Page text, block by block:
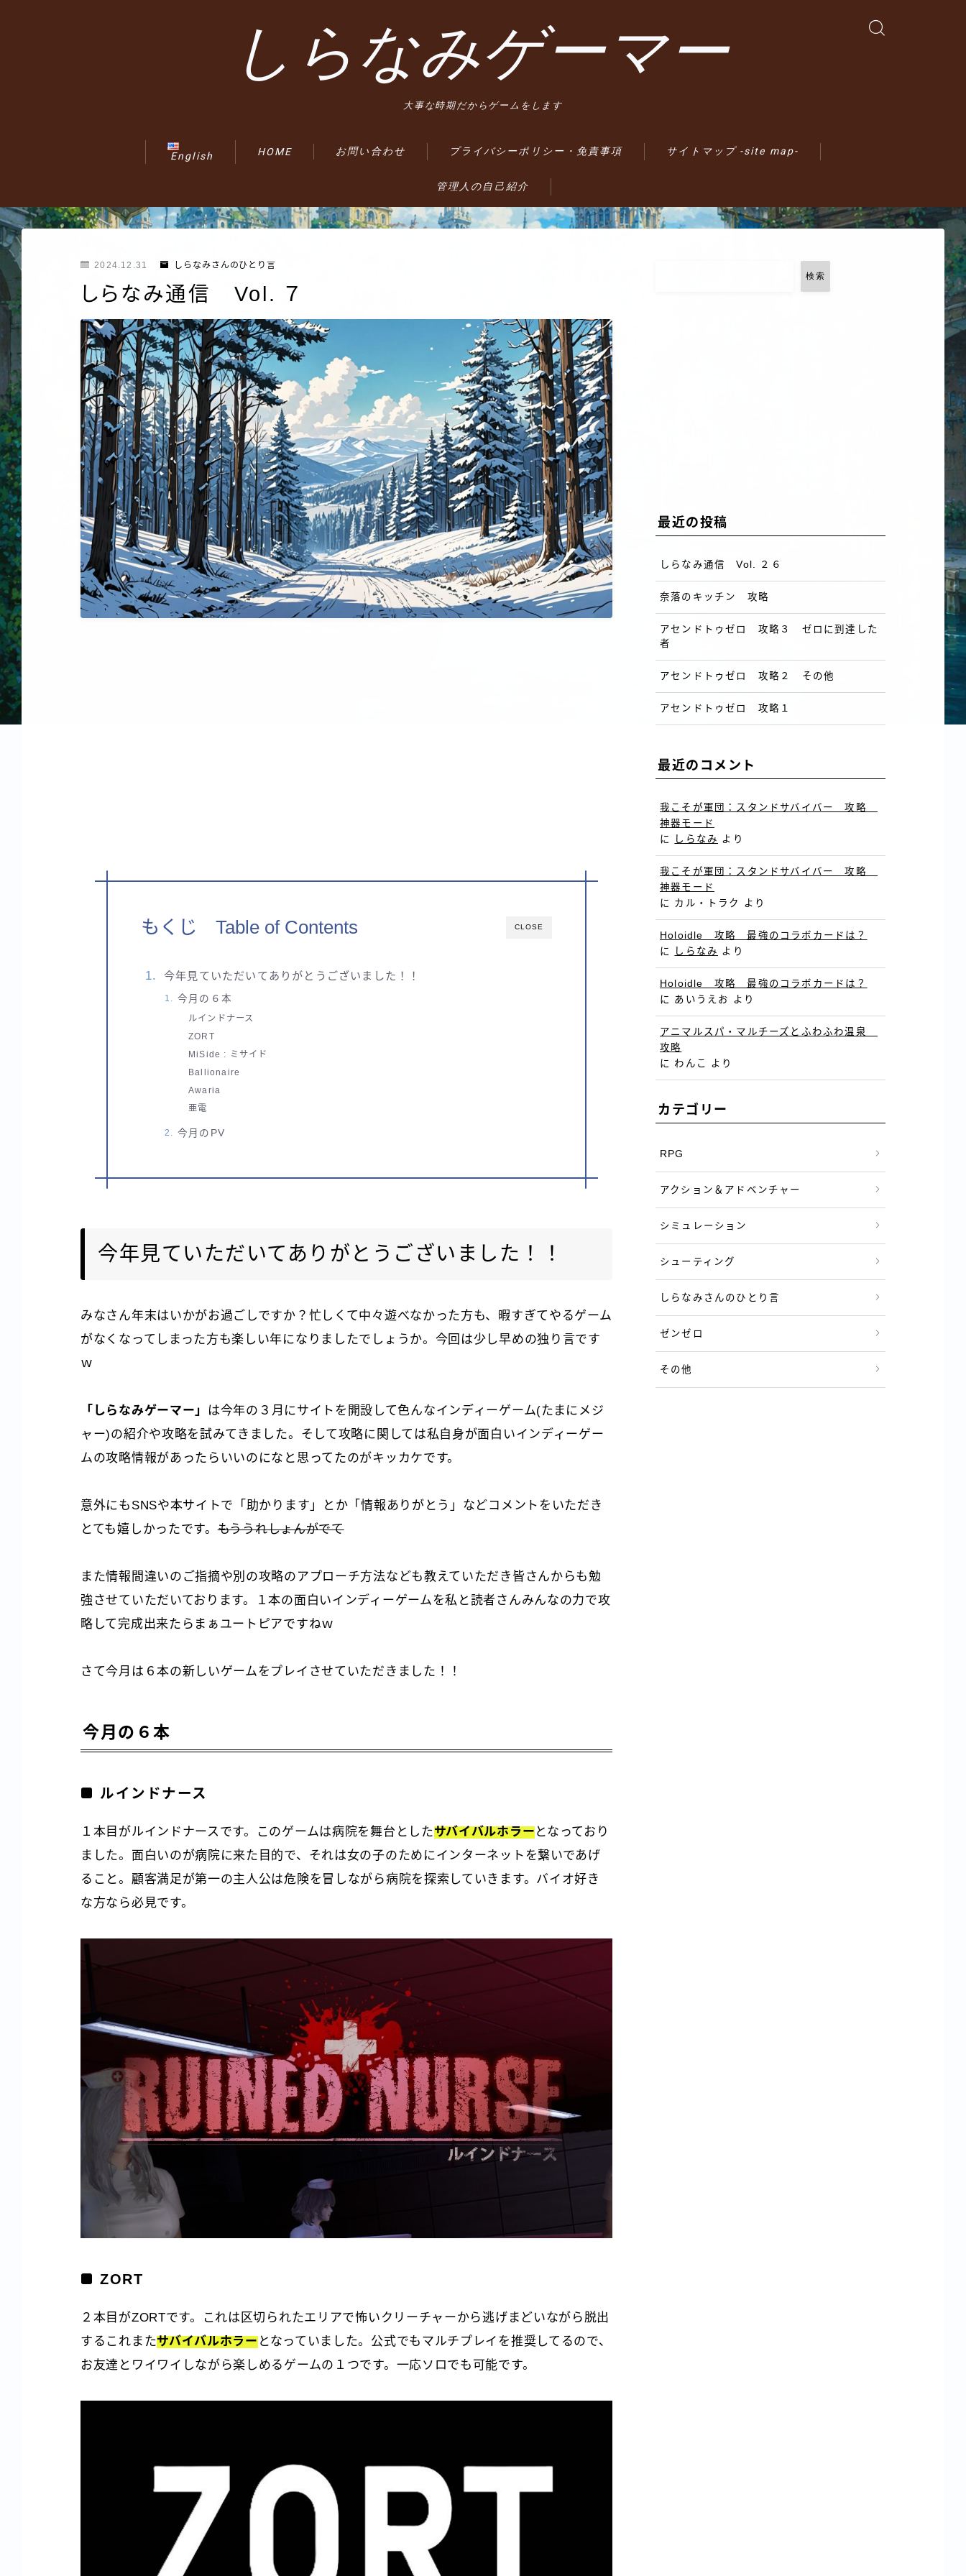
しらなみゲーマー
大事な時期だからゲームをします
English HOME お問い合わせ プライバシーポリシー・免責事項 サイトマップ -site map-
管理人の自己紹介
2024.12.31 しらなみさんのひとり言
しらなみ通信 Vol. ７
CLOSE
もくじ Table of Contents
今年見ていただいてありがとうございました！！
今月の６本
ルインドナース
ZORT
MiSide : ミサイド
Ballionaire
Awaria
亜電
今月のPV
今年見ていただいてありがとうございました！！
みなさん年末はいかがお過ごしですか？忙しくて中々遊べなかった方も、暇すぎてやるゲーム
がなくなってしまった方も楽しい年になりましたでしょうか。今回は少し早めの独り言です
ｗ
「しらなみゲーマー」
は今年の３月にサイトを開設して色んなインディーゲーム(たまにメジ
ャー)の紹介や攻略を試みてきました。そして攻略に関しては私自身が面白いインディーゲー
ムの攻略情報があったらいいのになと思ってたのがキッカケです。
意外にもSNSや本サイトで「助かります」とか「情報ありがとう」などコメントをいただき
とても嬉しかったです。もううれしょんがでて
また情報間違いのご指摘や別の攻略のアプローチ方法なども教えていただき皆さんからも勉
強させていただいております。１本の面白いインディーゲームを私と読者さんみんなの力で攻
略して完成出来たらまぁユートピアですねｗ
さて今月は６本の新しいゲームをプレイさせていただきました！！
今月の６本
ルインドナース
１本目がルインドナースです。このゲームは病院を舞台としたサバイバルホラー となっており
ました。面白いのが病院に来た目的で、それは女の子のためにインターネットを繋いであげ
ること。顧客満足が第一の主人公は危険を冒しながら病院を探索していきます。バイオ好き
な方なら必見です。
ZORT
２本目がZORTです。これは区切られたエリアで怖いクリーチャーから逃げまどいながら脱出
するこれまたサバイバルホラー となっていました。公式でもマルチプレイを推奨してるので、
お友達とワイワイしながら楽しめるゲームの１つです。一応ソロでも可能です。
検索
最近の投稿
しらなみ通信 Vol. ２６
奈落のキッチン 攻略
アセンドトゥゼロ 攻略３ ゼロに到達した
者
アセンドトゥゼロ 攻略２ その他
アセンドトゥゼロ 攻略１
最近のコメント
我こそが軍団：スタンドサバイバー 攻略
神器モード
に
しらなみ より
我こそが軍団：スタンドサバイバー 攻略
神器モード
に カル・トラク より
Holoidle 攻略 最強のコラボカードは？
に
しらなみ より
Holoidle 攻略 最強のコラボカードは？
に あいうえお より
アニマルスパ・マルチーズとふわふわ温泉
攻略
にわんこ より
カテゴリー
RPG
アクション＆アドベンチャー
シミュレーション
シューティング
しらなみさんのひとり言
ゼンゼロ
その他